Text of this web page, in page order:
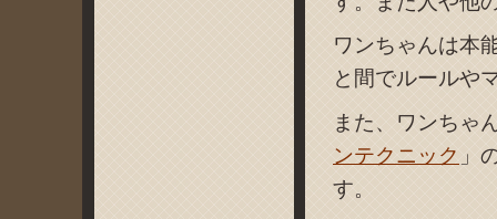
ワンちゃんは本
と間でルールや
また、ワンちゃ
ンテクニック 」
す。